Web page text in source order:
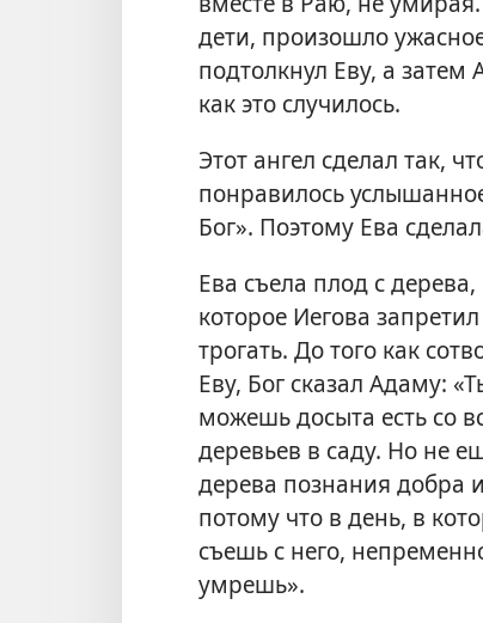
дети, произошло
подтолкнул Еву, а
как это случилось.
Этот ангел сделал так,
понравилось
Бог». Поэтому Ева
Ева съела плод с дерева,
которое Иегова запретил
трогать. До того как
Еву, Бог сказал Адаму:
можешь досыта есть со
деревьев в саду. Но не
дерева познания добра
потому что в день, в
съешь с него,
умрешь».